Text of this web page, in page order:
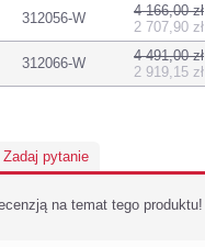
312056-W
4 166,00 zł
2 707,90 zł
312066-W
4 491,00 zł
2 919,15 zł
Zadaj pytanie
na temat tego produktu!